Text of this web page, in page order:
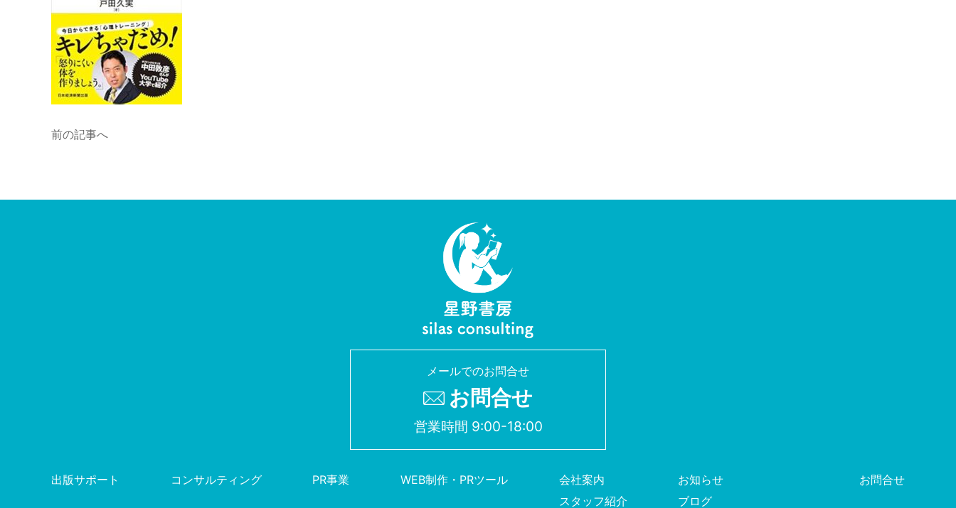
前の記事へ
メールでのお問合せ
お問合せ
営業時間 9:00-18:00
出版サポート コンサルティング PR事業 WEB制作・PRツール
会社案内
スタッフ紹介
お知らせ
ブログ
お問合せ